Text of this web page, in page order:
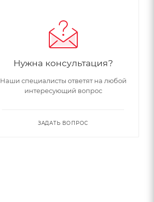
Нужна консультация?
Наши специалисты ответят на любой
интересующий вопрос
ЗАДАТЬ ВОПРОС